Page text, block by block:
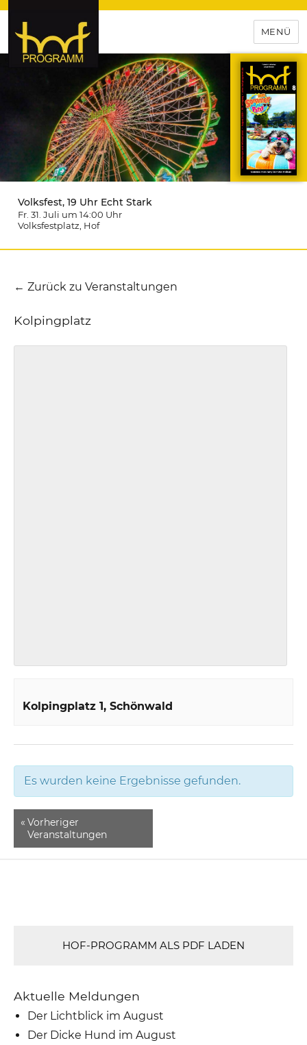
hof-programm – das
Veranstaltungsportal für
Hochfranken
MENÜ
Volksfest, 19 Uhr Echt Stark
Fr. 31. Juli um 14:00 Uhr
Volksfestplatz , Hof
← Zurück zu Veranstaltungen
Kolpingplatz
Kolpingplatz 1 Schönwald
Es wurden keine Ergebnisse gefunden.
« Vorheriger
Veranstaltungen
HOF-PROGRAMM ALS PDF LADEN
Aktuelle Meldungen
Der Lichtblick im August
Der Dicke Hund im August